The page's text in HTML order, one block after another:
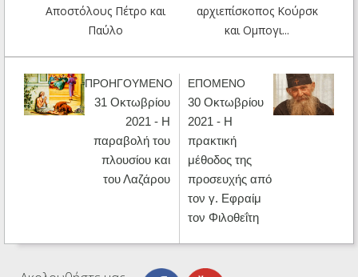
Αποστόλους Πέτρο και
Παύλο
αρχιεπίσκοπος Κούρσκ
και Ομπογι...
ΠΡΟΗΓΟΥΜΕΝΟ
31 Οκτωβρίου
2021 - Η
παραβολή του
πλουσίου και
του Λαζάρου
ΕΠΟΜΕΝΟ
30 Οκτωβρίου
2021 - H
πρακτική
μέθοδος της
προσευχής από
τον γ. Εφραίμ
τον Φιλοθεΐτη